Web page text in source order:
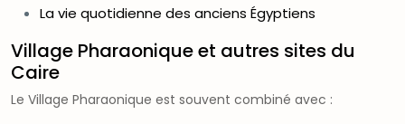
La vie quotidienne des anciens Égyptiens
Village Pharaonique et autres sites du
Caire
Le Village Pharaonique est souvent combiné avec :